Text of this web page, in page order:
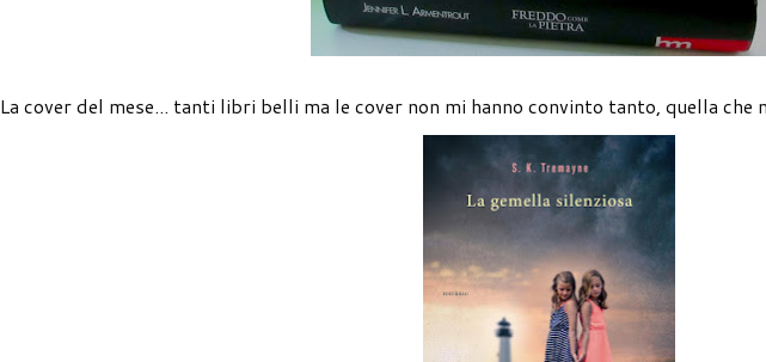
La cover del mese... tanti libri belli ma le cover non mi hanno convinto tanto, quella che